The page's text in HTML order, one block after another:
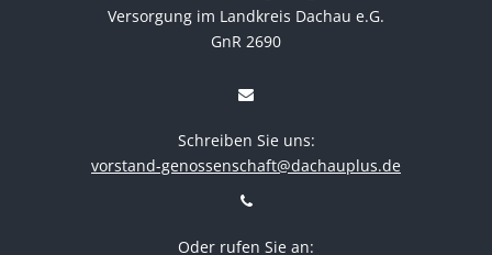
Versorgung im Landkreis Dachau e.G.
GnR 2690
Schreiben Sie uns:
vorstand-genossenschaft@dachauplus.de
Oder rufen Sie an: